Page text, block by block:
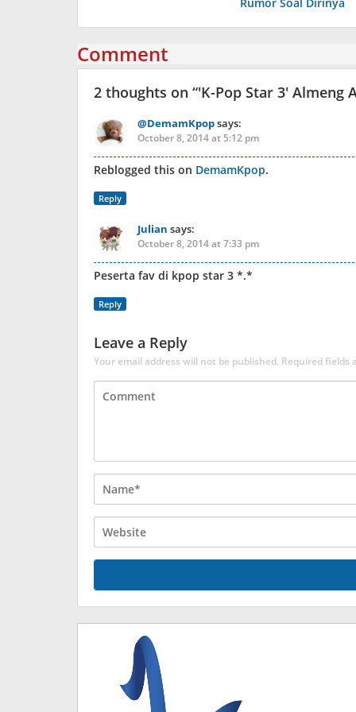
Comment
2 thoughts on “'K-Pop Star 3' Almeng
@DemamKpopsays:
October 8, 2014 at 5:12 pm
Reblogged this on DemamKpop.
Reply
Julian says:
October 8, 2014 at 7:33 pm
Peserta fav di kpop star 3 *.*
Reply
Leave a Reply
Your email address will not be published. Required fields